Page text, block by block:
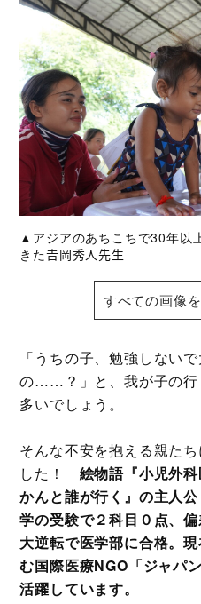
▲アジアのあちこちで30年以
きた𠮷岡秀人先生
すべての画像
「うちの子、勉強しない
の……？」と、我が子の行
多いでしょう。
そんな不安を抱える親た
した！ 絵物語『小児外
かんと誰が行く』の主人
学の受験で２科目０点、
大逆転で医学部に合格。
む国際医療NGO「ジャパ
活躍しています。